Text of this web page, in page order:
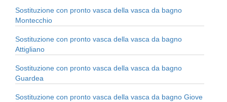
Sostituzione con pronto vasca della vasca da bagno
Montecchio
Sostituzione con pronto vasca della vasca da bagno
Attigliano
Sostituzione con pronto vasca della vasca da bagno
Guardea
Sostituzione con pronto vasca della vasca da bagno Giove